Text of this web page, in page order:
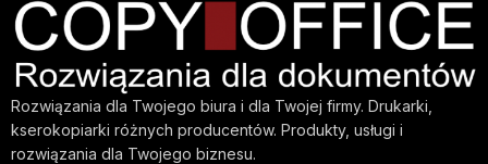
Rozwiązania dla Twojego biura i dla Twojej firmy. Drukarki,
kserokopiarki różnych producentów. Produkty, usługi i
rozwiązania dla Twojego biznesu.